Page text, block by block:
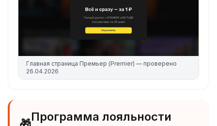
Главная страница Премьер (Premier) — проверено
26.04.2026
Программа лояльности